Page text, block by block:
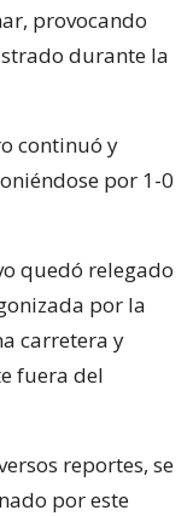
provocando
durante la
continuó y
por 1-0
quedó relegado
por la
carretera y
fuera del
reportes, se
por este